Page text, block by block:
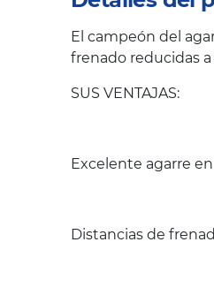
El campeón del
frenado reducidas
SUS VENTAJAS:
Excelente agarre
Distancias de